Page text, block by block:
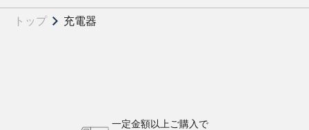
トップ 充電器
一定金額以上ご購入で